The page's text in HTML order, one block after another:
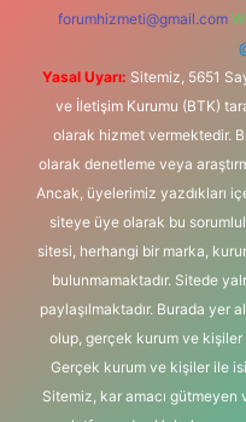
forumhizmeti@gmail.com
Yasal Uyarı: Sitemiz, 5651
ve İletişim Kurumu (BTK)
olarak hizmet vermektedir.
olarak denetleme veya
Ancak, üyelerimiz yazdıkları
siteye üye olarak bu
sitesi, herhangi bir marka,
bulunmamaktadır. Sitede
paylaşılmaktadır. Burada yer
olup, gerçek kurum ve kişiler
Gerçek kurum ve kişiler ile
Sitemiz, kar amacı gütmeyen